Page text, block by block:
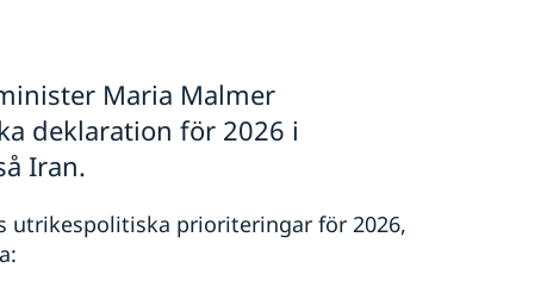
Maria Malmer
deklaration för 2026 i
Iran.
utrikespolitiska prioriteringar för 2026,